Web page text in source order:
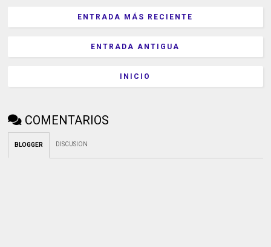
ENTRADA MÁS RECIENTE
ENTRADA ANTIGUA
INICIO
COMENTARIOS
BLOGGER DISCUSION